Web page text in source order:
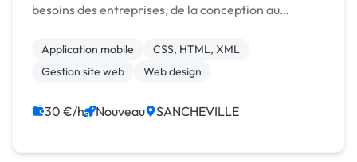
besoins des entreprises, de la conception au
Application mobile
CSS, HTML, XML
Gestion site web
Web design
30 €/h Nouveau SANCHEVILLE